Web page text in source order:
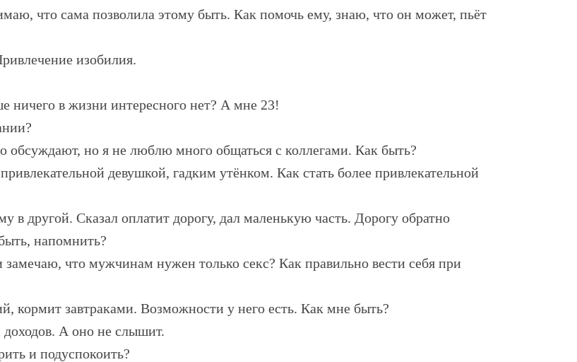
что сама позволила этому быть. Как помочь ему, знаю, что он может, пьёт
изобилия.
ничего в жизни интересного нет? А мне 23!
обсуждают, но я не люблю много общаться с коллегами. Как быть?
девушкой, гадким утёнком. Как стать более привлекательной
другой. Сказал оплатит дорогу, дал маленькую часть. Дорогу обратно
напомнить?
что мужчинам нужен только секс? Как правильно вести себя при
завтраками. Возможности у него есть. Как мне быть?
А оно не слышит.
и подуспокоить?